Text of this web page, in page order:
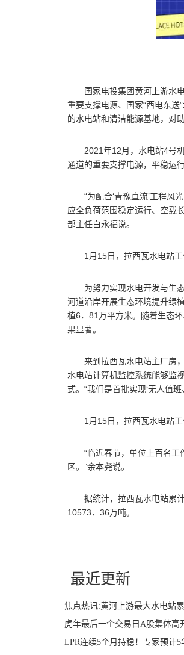
国家电投集团黄河上游水
重要支撑电源、国家“西电东
的水电站和清洁能源基地，对
2021年12月，水电站4号
通道的重要支撑电源，平稳运
“为配合‘青豫直流’工程
应全负荷范围稳定运行、空载
部主任白永福说。
1月15日，拉西瓦水电站
为努力实现水电开发与生
河道沿岸开展生态环境提升绿
植6．81万平方米。随着生态
果显著。
来到拉西瓦水电站主厂房
水电站计算机监控系统能够监
式。“我们是首批实现‘无人值
1月15日，拉西瓦水电站
“临近春节，单位上百名
区。”余本尧说。
据统计，拉西瓦水电站累
10573．36万吨。
最近更新
焦点热讯:黄河上游最大水电站
虎年最后一个交易日A股集体高
LPR连续5个月持稳！专家预计5